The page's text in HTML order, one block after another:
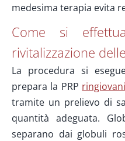
medesima terapia evita
Come si
rivitalizzazione
La procedura si
prepara la PRP
tramite un prelievo di
quantità adeguata.
separano dai globuli